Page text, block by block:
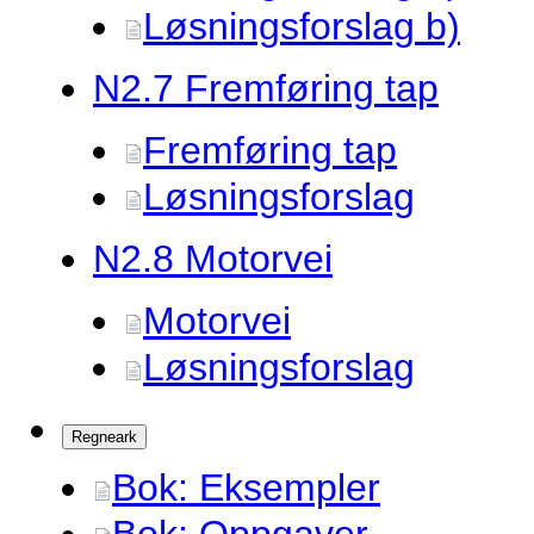
Løsningsforslag b)
N2.7 Fremføring tap
Fremføring tap
Løsningsforslag
N2.8 Motorvei
Motorvei
Løsningsforslag
Regneark
Bok: Eksempler